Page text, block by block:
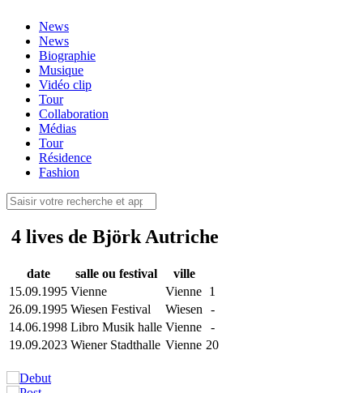
News
News
Biographie
Musique
Vidéo clip
Tour
Collaboration
Médias
Tour
Résidence
Fashion
4 lives de Björk Autriche
date salle ou festival
ville
15.09.1995 Vienne Vienne 1
26.09.1995 Wiesen Festival Wiesen
-
14.06.1998 Libro Musik halle Vienne
-
19.09.2023 Wiener Stadthalle Vienne 20